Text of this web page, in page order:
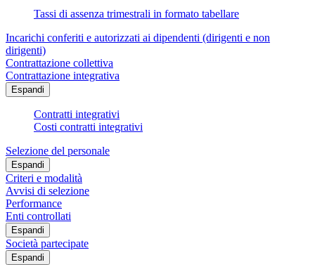
Tassi di assenza trimestrali in formato tabellare
Incarichi conferiti e autorizzati ai dipendenti (dirigenti e non
dirigenti)
Contrattazione collettiva
Contrattazione integrativa
Espandi
Contratti integrativi
Costi contratti integrativi
Selezione del personale
Espandi
Criteri e modalità
Avvisi di selezione
Performance
Enti controllati
Espandi
Società partecipate
Espandi